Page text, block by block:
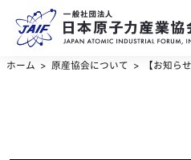
ホーム 原産協会について 【お知らせ